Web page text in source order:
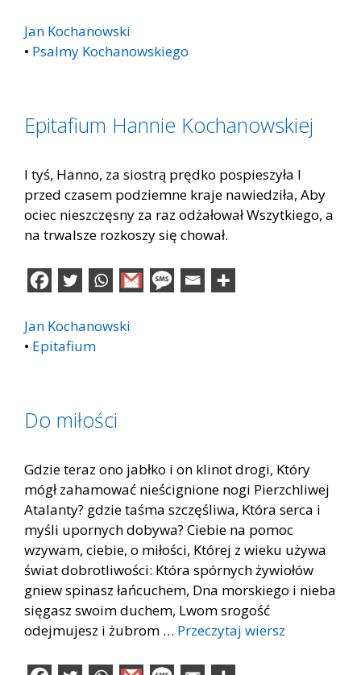
Jan Kochanowski
• Psalmy Kochanowskiego
Epitafium Hannie Kochanowskiej
I tyś, Hanno, za siostrą prędko pospieszyła I
przed czasem podziemne kraje nawiedziła, Aby
ociec nieszczęsny za raz odżałował Wszytkiego, a
na trwalsze rozkoszy się chował.
Jan Kochanowski
• Epitafium
Do miłości
Gdzie teraz ono jabłko i on klinot drogi, Który
mógł zahamować nieścignione nogi Pierzchliwej
Atalanty? gdzie taśma szczęśliwa, Która serca i
myśli upornych dobywa? Ciebie na pomoc
wzywam, ciebie, o miłości, Której z wieku używa
świat dobrotliwości: Która spórnych żywiołów
gniew spinasz łańcuchem, Dna morskiego i nieba
sięgasz swoim duchem, Lwom srogość
odejmujesz i żubrom … Przeczytaj wiersz